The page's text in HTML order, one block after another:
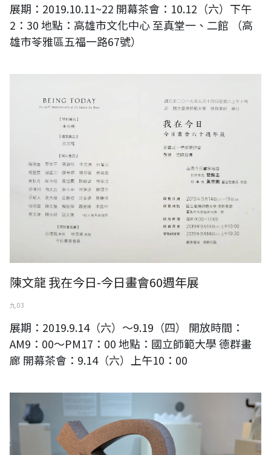
展期：2019.10.11~22 開幕茶會：10.12（六）下午
2：30 地點：高雄市文化中心 至真堂一、二館 （高
雄市苓雅區五福一路67號）
陳文龍 我在今日-今日畫會60週年展
九 03
展期：2019.9.14（六）～9.19（四） 開放時間：
AM9：00～PM17：00 地點：國立師範大學 德群畫
廊 開幕茶會：9.14（六）上午10：00
柳順天---無我 花崗石 75x20x60cm（2019花蓮石雕博物館展出作品）